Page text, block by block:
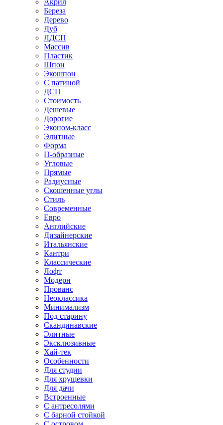
Акрил
Береза
Дерево
Дуб
ЛДСП
Массив
Пластик
Шпон
Экошпон
С патиной
ДСП
Стоимость
Дешевые
Дорогие
Эконом-класс
Элитные
Форма
П-образные
Угловые
Прямые
Радиусные
Скошенные углы
Стиль
Современные
Евро
Английские
Дизайнерские
Итальянские
Кантри
Классические
Лофт
Модерн
Прованс
Неоклассика
Минимализм
Под старину
Скандинавские
Элитные
Эксклюзивные
Хай-тек
Особенности
Для студии
Для хрущевки
Для дачи
Встроенные
С антресолями
С барной стойкой